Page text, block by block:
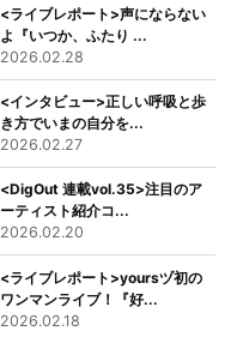
<ライブレポート>声にならない
よ『いつか、ふたり ...
2026.02.28
<インタビュー>正しい呼吸と歩
き方でいまの自分を...
2026.02.27
<DigOut 連載vol.35>注目のア
ーティスト紹介コ...
2026.02.20
<ライブレポート>yoursヅ初の
ワンマンライブ！『好...
2026.02.18